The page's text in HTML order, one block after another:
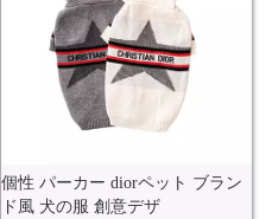
個性 パーカー diorペット ブラン
ド風 犬の服 創意デザ